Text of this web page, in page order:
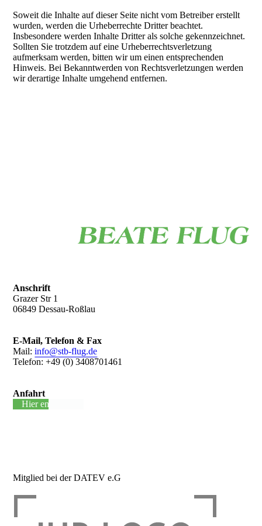
Soweit die Inhalte auf dieser Seite nicht vom Betreiber erstellt
wurden, werden die Urheberrechte Dritter beachtet.
Insbesondere werden Inhalte Dritter als solche gekennzeichnet.
Sollten Sie trotzdem auf eine Urheberrechtsverletzung
aufmerksam werden, bitten wir um einen entsprechenden
Hinweis. Bei Bekanntwerden von Rechtsverletzungen werden
wir derartige Inhalte umgehend entfernen.
Anschrift
Grazer Str 1
06849 Dessau-Roßlau
E-Mail, Telefon & Fax
Mail:info@stb-flug.de
Telefon: +49 (0) 3408701461
Anfahrt
Hier entlang +
Mitglied bei der DATEV e.G